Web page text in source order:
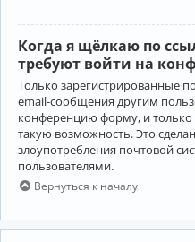
Когда я щёлкаю по
требуют войти на
Только зарегистрированные
email-сообщения другим
конференцию форму, и только
такую возможность. Это
злоупотребления почтовой
пользователями.
Вернуться к началу